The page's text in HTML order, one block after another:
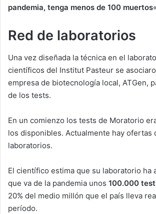
pandemia, tenga menos de 100 muertos
Red de laboratorios
Una vez diseñada la técnica en el
científicos del Institut Pasteur se
empresa de biotecnología local, ATGen,
de los tests.
En un comienzo los tests de Moratorio
los disponibles. Actualmente hay ofertas
laboratorios.
El científico estima que su laboratorio ha
que va de la pandemia unos 100.000
20% del medio millón que el país lleva
período.